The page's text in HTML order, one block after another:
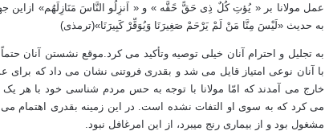
عمل مولانا بر « یُؤتِ کُلٌ ذِی حَقًّ حًقَّه » و « اَنزِلُو النَّاسَ مَنَازِلَهُم»
به حدیث «لَيْسَ مِنَّا مَنْ لَمْ يَرْحَمْ صَغِيرَنَا وَيُوَقِّرْ كَبِيرَنَا»(ترمذی)
به تجلیل و احترام آنان خیلی توصیه وتأکید می کرد.موقع نشستن آنان
با آنان نوعی امتیاز قایل می شد و بقدری فروتنی نشان می داد که
خارج می آمدند که امّا مولانا با توجه به حس مردم شناسی خود با هر
می کرد که به سوی او التفات نشده است. در این زمینه بقدری اهتمام
مشغول بود و از بیماری رنج میبرد، از این امرغافل نبود.